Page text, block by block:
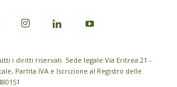
i diritti riservati. Sede legale Via Eritrea 21 -
Partita IVA e Iscrizione al Registro delle